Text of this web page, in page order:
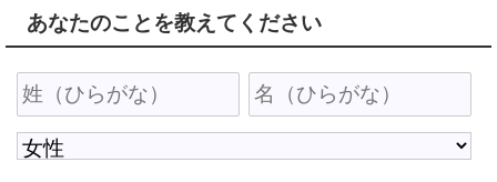
あなたのことを教えてください